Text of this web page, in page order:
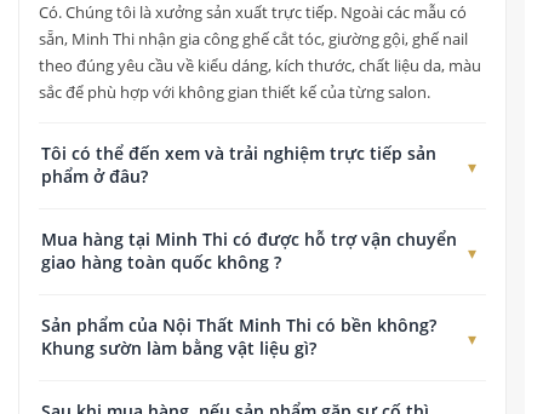
Có. Chúng tôi là xưởng sản xuất trực tiếp. Ngoài các mẫu có
sẵn, Minh Thi nhận gia công ghế cắt tóc, giường gội, ghế nail
theo đúng yêu cầu về kiểu dáng, kích thước, chất liệu da, màu
sắc để phù hợp với không gian thiết kế của từng salon.
Tôi có thể đến xem và trải nghiệm trực tiếp sản
phẩm ở đâu?
trực tiếp tất cả các dòng sản phẩm tại Showroom của chúng
tôi ở địa chỉ: 178 Đường Vĩnh Lộc, Tân Vĩnh Lộc, TP. Hồ Chí
Mua hàng tại Minh Thi có được hỗ trợ vận chuyển
giao hàng toàn quốc không ?
toàn quốc. Chúng tôi có chính sách hỗ trợ chi phí vận chuyển
tối ưu cho các đơn hàng tại TP. Hồ Chí Minh và hỗ trợ gửi
Sản phẩm của Nội Thất Minh Thi có bền không?
Khung sườn làm bằng vật liệu gì?